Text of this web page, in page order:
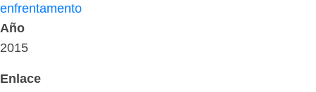
enfrentamento
Año
2015
Enlace